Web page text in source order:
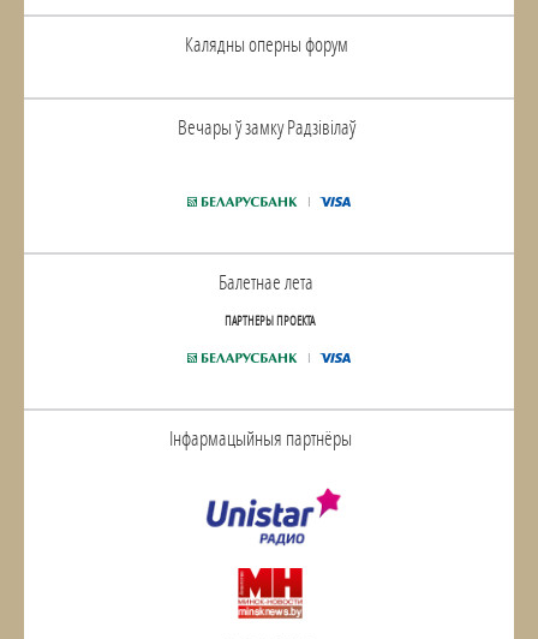
Калядны оперны форум
Вечары ў замку Радзiвiлаў
Балетнае лета
ПАРТНЕРЫ ПРОЕКТА
Інфармацыйныя партнёры